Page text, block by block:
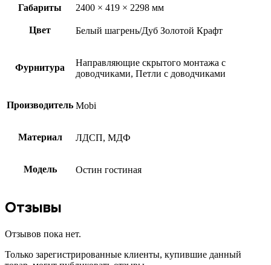
Габариты 2400 × 419 × 2298 мм
Цвет Белый шагрень/Дуб Золотой Крафт
Фурнитура
Направляющие скрытого монтажа с
доводчиками, Петли с доводчиками
Производитель Mobi
Материал ЛДСП, МДФ
Модель Остин гостиная
Отзывы
Отзывов пока нет.
Только зарегистрированные клиенты, купившие данный